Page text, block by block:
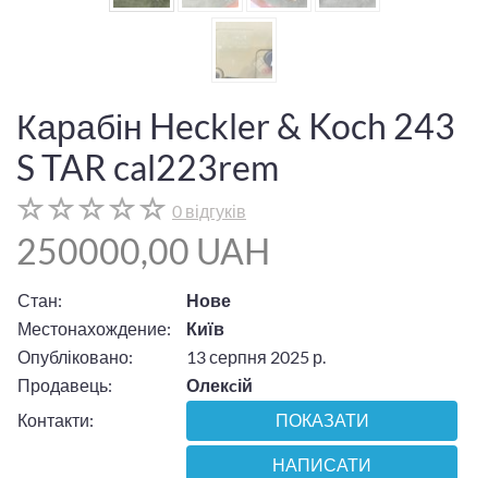
Карабін Heckler & Koch 243
S TAR cal223rem
0 відгуків
250000,00 UAH
Стан:
Нове
Местонахождение:
Київ
Опубліковано:
13 серпня 2025 р.
Продавець:
Олекcій
Контакти:
ПОКАЗАТИ
НАПИСАТИ